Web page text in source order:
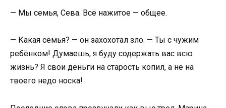
— Мы семья, Сева. Всё нажитое — общее.
— Какая семья? — он захохотал зло. — Ты с чужим
ребёнком! Думаешь, я буду содержать вас всю
жизнь? Я свои деньги на старость копил, а не на
твоего недо носка!